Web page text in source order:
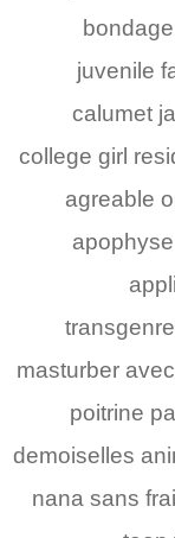
juvenile
calumet
college girl
agreable
masturber
poitrine
demoiselles
nana sans